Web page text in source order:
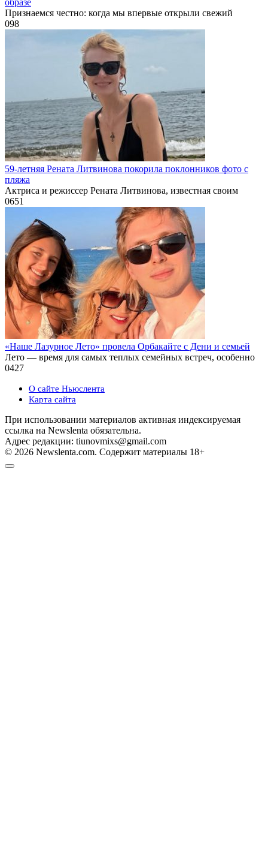
Признаемся честно: когда мы впервые открыли свежий
098
59-летняя Рената Литвинова покорила поклонников фото с
пляжа
Актриса и режиссер Рената Литвинова, известная своим
0651
«Наше Лазурное Лето» провела Орбакайте с Дени и семьей
Лето — время для самых теплых семейных встреч, особенно
0427
О сайте Ньюслента
Карта сайта
При использовании материалов активная индексируемая
ссылка на Newslenta обязательна.
Адрес редакции: tiunovmixs@gmail.com
© 2026 Newslenta.com. Содержит материалы 18+